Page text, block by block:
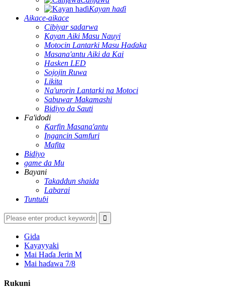
Kayan haɗi
Aikace-aikace
Cibiyar sadarwa
Kayan Aiki Masu Nauyi
Motocin Lantarki Masu Haɗaka
Masana'antu Aiki da Kai
Hasken LED
Sojojin Ruwa
Likita
Na'urorin Lantarki na Motoci
Sabuwar Makamashi
Bidiyo da Sauti
Fa'idodi
Ƙarfin Masana'antu
Ingancin Samfuri
Mafita
Bidiyo
game da Mu
Bayani
Takaddun shaida
Labarai
Tuntuɓi
Gida
Kayayyaki
Mai Haɗa Jerin M
Mai haɗawa 7/8
Rukuni